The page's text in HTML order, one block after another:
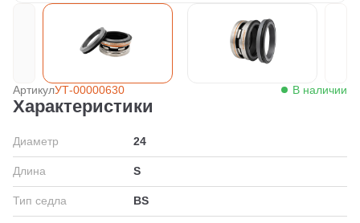
АртикулУТ-00000630 В наличии
Характеристики
Диаметр 24
Длина S
Тип седла BS